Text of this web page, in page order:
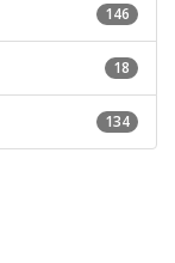
146
18
134